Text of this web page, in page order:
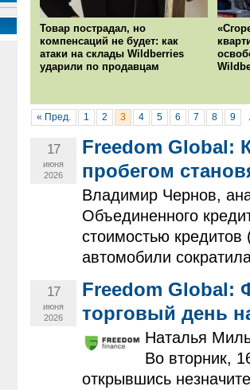
Товар пострадал, но
компенсаций не будет: как
атаки на склады Wildberries
ударили по продавцам
« Пред. 1 2 3 4 5 6 7 8 9
17
июня
2026
Freedom Global:
пробегом
Владимир Чернов,
Объединенного
стоимостью
автомобили
17
июня
2026
Freedom
торговый день
Наталья
Во вторник,
открывшись